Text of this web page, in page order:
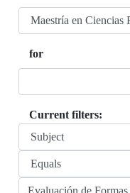
for
Current filters: